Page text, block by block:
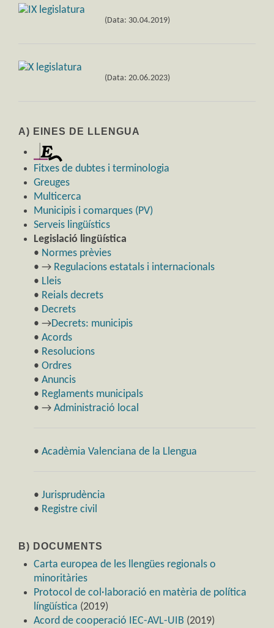
(Data: 30.04.2019)
(Data: 20.06.2023)
A) EINES DE LLENGUA
Fitxes de dubtes i terminologia
Greuges
Multicerca
Municipis i comarques (PV)
Serveis lingüístics
Legislació lingüística
• Normes prèvies
• → Regulacions estatals i internacionals
• Lleis
• Reials decrets
• Decrets
• →Decrets: municipis
• Acords
• Resolucions
• Ordres
• Anuncis
• Reglaments municipals
• → Administració local
• Acadèmia Valenciana de la Llengua
• Jurisprudència
• Registre civil
B) DOCUMENTS
Carta europea de les llengües regionals o
minoritàries
Protocol de col·laboració en matèria de política
língüística (2019)
Acord de cooperació IEC-AVL-UIB (2019)